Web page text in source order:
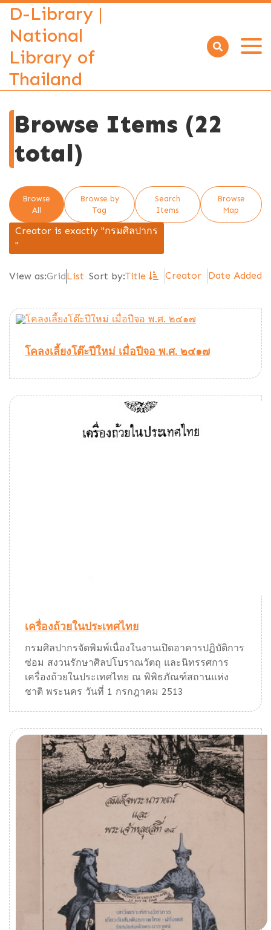
D-Library |
National
Library of
Thailand
Open
Browse Items (22
total)
Browse
All
Browse by
Tag
Search
Items
Browse
Map
Creator is exactly "กรมศิลปากร
"
View as:GridList Sort by:Title Creator Date Added
โคลงเลี้ยงโต๊ะปีใหม่ เมื่อปีจอ พ.ศ. ๒๔๑๗
เครื่องถ้วยในประเทศไทย
กรมศิลปากรจัดพิมพ์เนื่องในงานเปิดอาคารปฏิบัติการ
ซ่อม สงวนรักษาศิลปโบราณวัตถุ และนิทรรศการ
เครื่องถ้วยในประเทศไทย ณ พิพิธภัณฑ์สถานแห่ง
ชาติ พระนคร วันที่ 1 กรกฎาคม 2513